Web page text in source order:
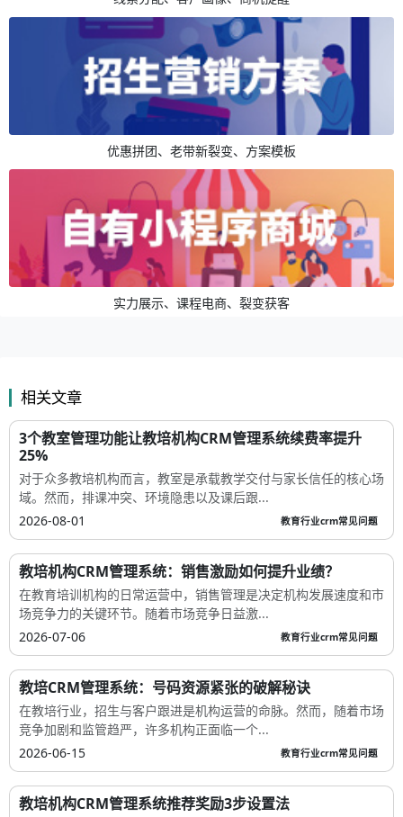
优惠拼团、老带新裂变、方案模板
实力展示、课程电商、裂变获客
相关文章
3个教室管理功能让教培机构CRM管理系统续费率提升
25%
对于众多教培机构而言，教室是承载教学交付与家长信任的核心场
域。然而，排课冲突、环境隐患以及课后跟...
2026-08-01
教育行业crm常见问题
教培机构CRM管理系统：销售激励如何提升业绩？
在教育培训机构的日常运营中，销售管理是决定机构发展速度和市
场竞争力的关键环节。随着市场竞争日益激...
2026-07-06
教育行业crm常见问题
教培CRM管理系统：号码资源紧张的破解秘诀
在教培行业，招生与客户跟进是机构运营的命脉。然而，随着市场
竞争加剧和监管趋严，许多机构正面临一个...
2026-06-15
教育行业crm常见问题
教培机构CRM管理系统推荐奖励3步设置法